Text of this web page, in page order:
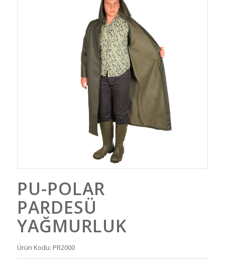
PU-POLAR
PARDESÜ
YAĞMURLUK
Ürün Kodu: PR2000